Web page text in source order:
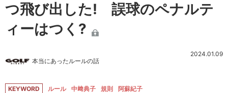
つ飛び出した! 誤球のペナルテ
ィーはつく?
本当にあったルールの話
2024.01.09
KEYWORD ルール 中﨑典子 規則 阿蘇紀子